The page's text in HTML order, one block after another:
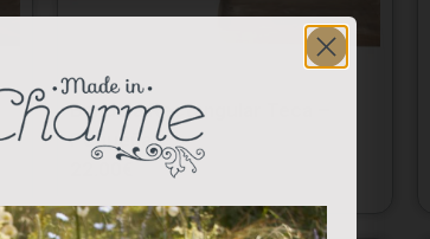
Bandeja Rectangular Teca –
Pequeña
22.00